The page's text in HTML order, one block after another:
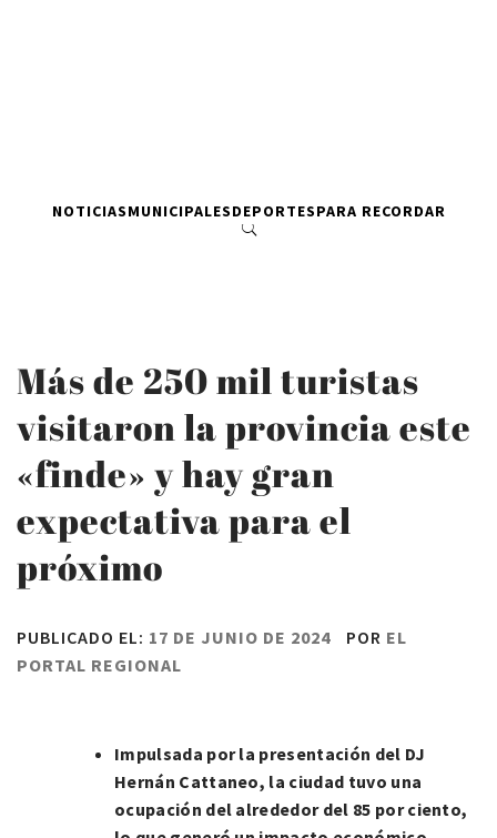
NOTICIASMUNICIPALESDEPORTESPARA RECORDAR
Más de 250 mil turistas
visitaron la provincia este
«finde» y hay gran
expectativa para el
próximo
PUBLICADO EL: 17 DE JUNIO DE 2024 POR EL
PORTAL REGIONAL
Impulsada por la presentación del DJ
Hernán Cattaneo, la ciudad tuvo una
ocupación del alrededor del 85 por ciento,